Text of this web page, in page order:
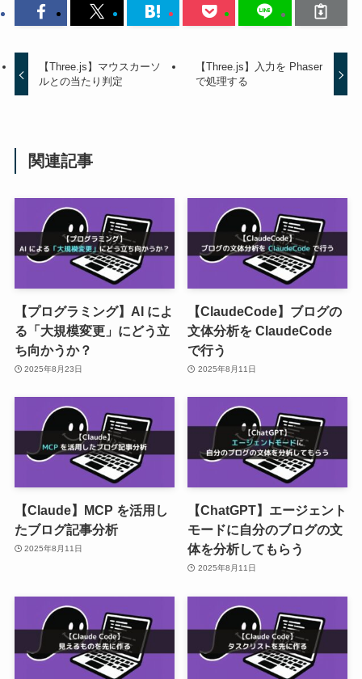
【Three.js】マウスカーソ
ルとの当たり判定
【Three.js】入力を Phaser
で処理する
関連記事
【プログラミング】AI によ
る「大規模変更」にどう立
ち向かうか？
2025年8月23日
【ClaudeCode】ブログの
文体分析を ClaudeCode
で行う
2025年8月11日
【Claude】MCP を活用し
たブログ記事分析
2025年8月11日
【ChatGPT】エージェント
モードに自分のブログの文
体を分析してもらう
2025年8月11日